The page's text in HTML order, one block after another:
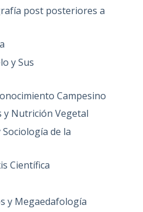
post posteriores a
y Sus
Campesino
y Nutrición Vegetal
de la
Científica
y Megaedafología